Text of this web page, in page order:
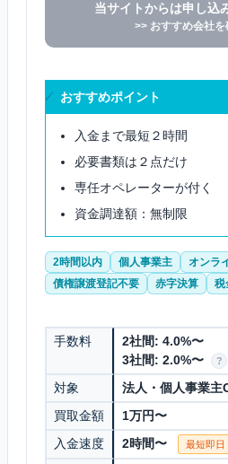
当サイトからは申し込
>> おすすめ会社を
おすすめポイント
入金まで最短２時間
必要書類は２点だけ
専任オペレーターが付く
資金調達額：無制限
2時間以内 個人事業主
オンラ
債権譲渡登記不要
赤字決算 税
手数料
2社間: 4.0%〜
3社間: 2.0%〜
?
対象
法人・個人事業主
買取金額
1万円〜
入金速度
2時間〜 最短即日